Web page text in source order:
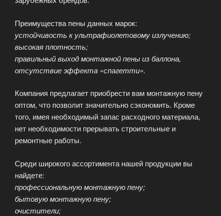
Преимущества пены данных марок:
устойчивость к ультрафиолетовому излучению;
высокая плотность;
правильный выход монтажной пены из баллона,
отсутствие эффекта «спагетти».
Компания предлагает приобрести вам монтажную пену
оптом, что позволит значительно сэкономить. Кроме
того, имея необходимый запас расходного материала,
нет необходимости прерывать строительные и
ремонтные работы.
Среди широкого ассортимента нашей продукции вы
найдете:
профессиональную монтажную пену;
бытовую монтажную пену;
очистители;